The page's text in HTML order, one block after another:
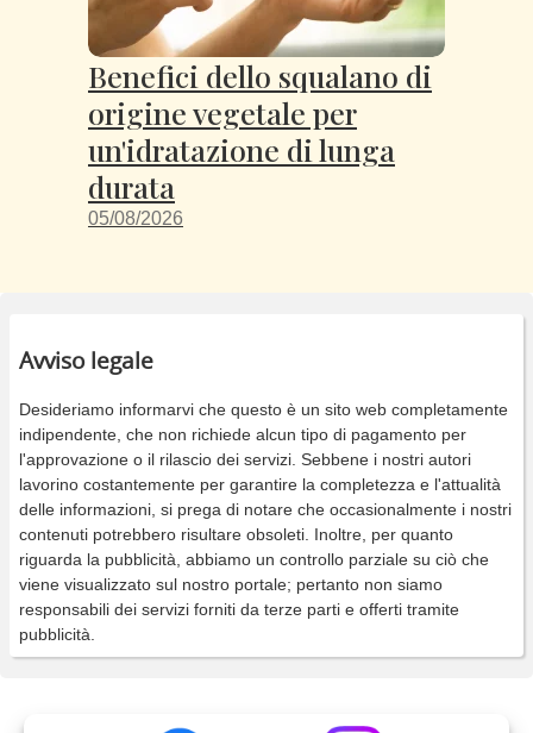
Benefici dello squalano di
origine vegetale per
un'idratazione di lunga
durata
05/08/2026
Avviso legale
Desideriamo informarvi che questo è un sito web completamente
indipendente, che non richiede alcun tipo di pagamento per
l'approvazione o il rilascio dei servizi. Sebbene i nostri autori
lavorino costantemente per garantire la completezza e l'attualità
delle informazioni, si prega di notare che occasionalmente i nostri
contenuti potrebbero risultare obsoleti. Inoltre, per quanto
riguarda la pubblicità, abbiamo un controllo parziale su ciò che
viene visualizzato sul nostro portale; pertanto non siamo
responsabili dei servizi forniti da terze parti e offerti tramite
pubblicità.